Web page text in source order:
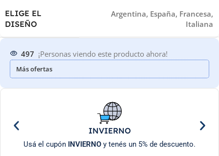
ELIGE EL
DISEÑO
Argentina, España, Francesa,
Italiana
497 ¡Personas viendo este producto ahora!
Más ofertas
INVIERNO
Usá el cupón INVIERNO y tenés un 5% de descuento.